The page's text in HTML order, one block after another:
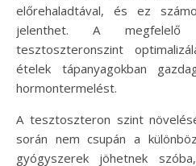
előrehaladtával, és ez
jelenthet. A
tesztoszteronszint
ételek tápanyagokban
hormontermelést.
A tesztoszteron szint
során nem csupán a
gyógyszerek jöhetnek